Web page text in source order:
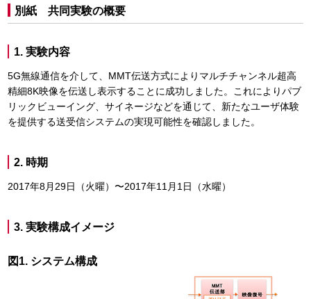
別紙 共同実験の概要
1. 実験内容
5G無線通信を介して、MMT伝送方式によりマルチチャンネル超高
精細8K映像を伝送し表示することに成功しました。これによりパブ
リックビューイング、サイネージなどを通じて、新たなユーザ体験
を提供する送受信システムの実現可能性を確認しました。
2. 時期
2017年8月29日（火曜）〜2017年11月1日（水曜）
3. 実験構成イメージ
図1. システム構成